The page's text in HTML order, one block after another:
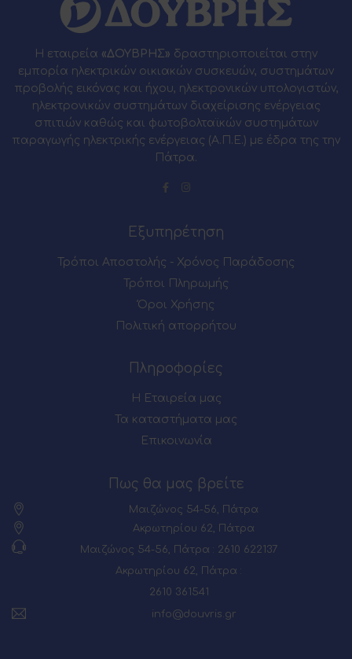
Η εταιρεία «ΔΟΥΒΡΗΣ» δραστηριοποιείται στην
εμπορία ηλεκτρικών οικιακών συσκευών, συστημάτων
προβολής εικόνας και ήχου, ηλεκτρονικών υπολογιστών,
ηλεκτρονικών συστημάτων διαχείρισης ενέργειας
σπιτιών καθώς και φωτοβολταϊκών συστημάτων
παραγωγής ηλεκτρικής ενέργειας (Α.Π.Ε.) με έδρα της την
Πάτρα.
Εξυπηρέτηση
Τρόποι Αποστολής - Χρόνος Παράδοσης
Τρόποι Πληρωμής
Όροι Χρήσης
Πολιτική απορρήτου
Πληροφορίες
Η Εταιρεία μας
Τα καταστήματα μας
Επικοινωνία
Πως θα μας βρείτε
Μαιζώνος 54-56, Πάτρα
Ακρωτηρίου 62, Πάτρα
Μαιζώνος 54-56, Πάτρα : 2610 622137
Ακρωτηρίου 62, Πάτρα :
2610 361541
info@douvris.gr